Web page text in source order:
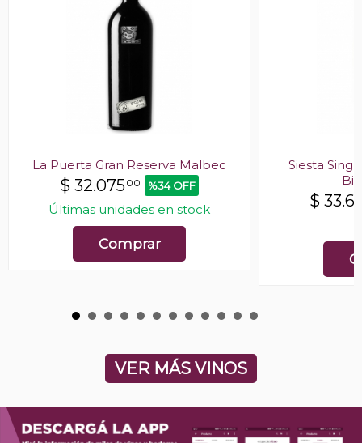
La Puerta Gran Reserva Malbec
$ 32.07500 %34 OFF
Últimas unidades en stock
Comprar
Siesta
$
VER MÁS VINOS